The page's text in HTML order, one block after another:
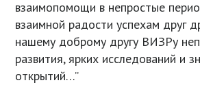
взаимопомощи в непростые
взаимной радости успехам друг
нашему доброму другу ВИЗРу
развития, ярких исследований и
открытий…”